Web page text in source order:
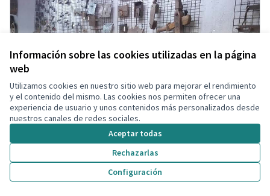
Información sobre las cookies utilizadas en la página
web
Utilizamos cookies en nuestro sitio web para mejorar el rendimiento
y el contenido del mismo. Las cookies nos permiten ofrecer una
experiencia de usuario y unos contenidos más personalizados desde
nuestros canales de redes sociales.
Aceptar todas
Rechazarlas
Configuración